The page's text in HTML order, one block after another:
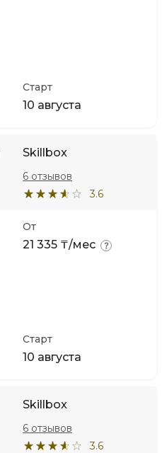
Старт
10 августа
Skillbox
3.6
6 отзывов
От
21 335 ₸/мес
Старт
10 августа
Skillbox
3.6
6 отзывов